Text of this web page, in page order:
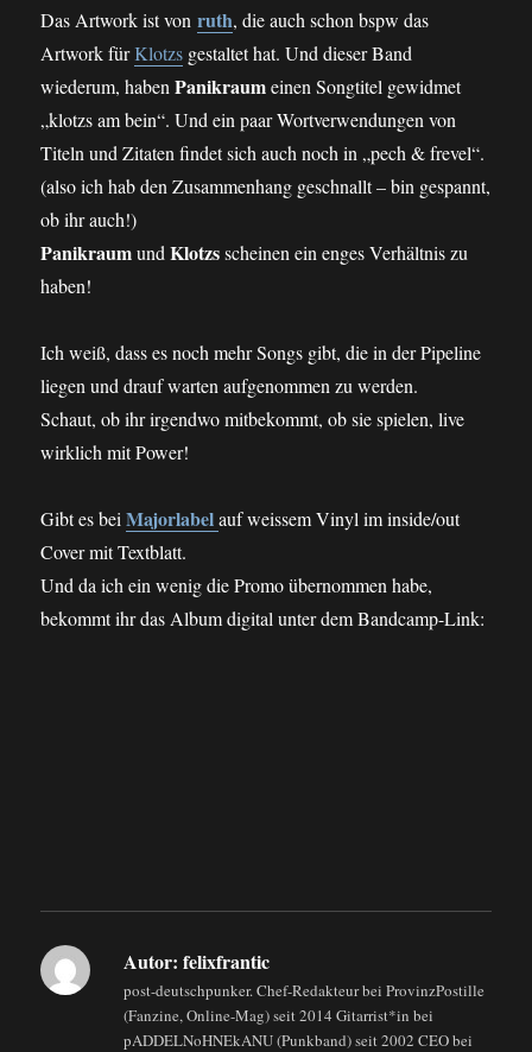
Das Artwork ist vonruth, die auch schon bspw das
Artwork fürKlotzs gestaltet hat. Und dieser Band
wiederum, habenPanikraumeinen Songtitel gewidmet
„klotzs am bein“. Und ein paar Wortverwendungen von
Titeln und Zitaten findet sich auch noch in „pech & frevel“.
(also ich hab den Zusammenhang geschnallt – bin gespannt,
ob ihr auch!)
PanikraumundKlotzsscheinen ein enges Verhältnis zu
haben!
Ich weiß, dass es noch mehr Songs gibt, die in der Pipeline
liegen und drauf warten aufgenommen zu werden.
Schaut, ob ihr irgendwo mitbekommt, ob sie spielen, live
wirklich mit Power!
Gibt es beiMajorlabel auf weissem Vinyl im inside/out
Cover mit Textblatt.
Und da ich ein wenig die Promo übernommen habe,
bekommt ihr das Album digital unter dem Bandcamp-Link:
Autor: felixfrantic
post-deutschpunker. Chef-Redakteur bei ProvinzPostille
(Fanzine, Online-Mag) seit 2014 Gitarrist*in bei
pADDELNoHNEkANU (Punkband) seit 2002 CEO bei